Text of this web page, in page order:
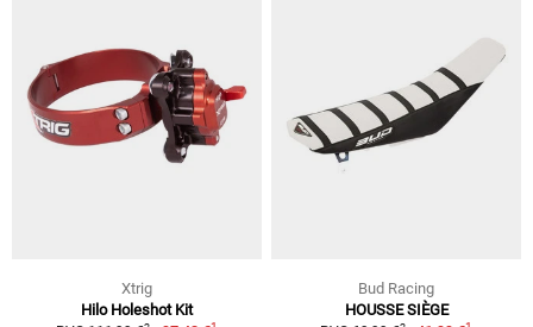
Xtrig
Hilo Holeshot Kit
Bud Racing
HOUSSE SIÈGE